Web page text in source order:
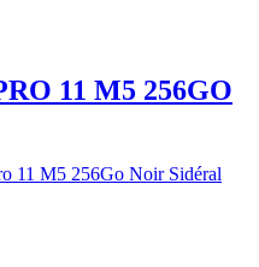
11 M5 256GO